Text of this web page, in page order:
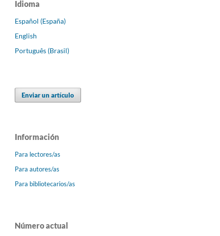
Idioma
Español (España)
English
Português (Brasil)
Enviar un artículo
Información
Para lectores/as
Para autores/as
Para bibliotecarios/as
Número actual